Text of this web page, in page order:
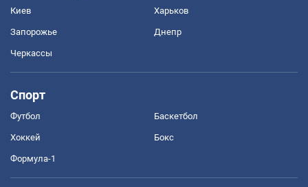
Киев Харьков
Запорожье Днепр
Черкассы
Спорт
Футбол Баскетбол
Хоккей Бокс
Формула-1